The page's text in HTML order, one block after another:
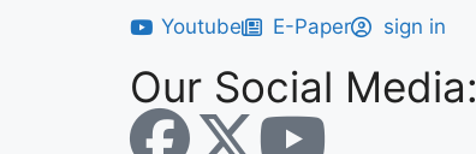
Youtube E-Paper sign in
Our Social Media: